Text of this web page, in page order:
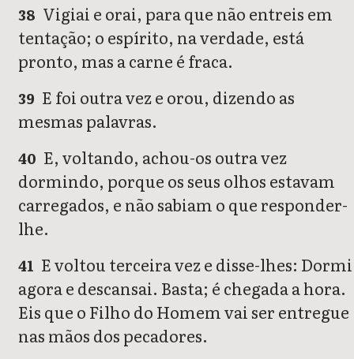
38 Vigiai e orai, para que não entreis em
tentação; o espírito, na verdade, está
pronto, mas a carne é fraca.
39 E foi outra vez e orou, dizendo as
mesmas palavras.
40 E, voltando, achou-os outra vez
dormindo, porque os seus olhos estavam
carregados, e não sabiam o que responder-
lhe.
41 E voltou terceira vez e disse-lhes: Dormi
agora e descansai. Basta; é chegada a hora.
Eis que o Filho do Homem vai ser entregue
nas mãos dos pecadores.